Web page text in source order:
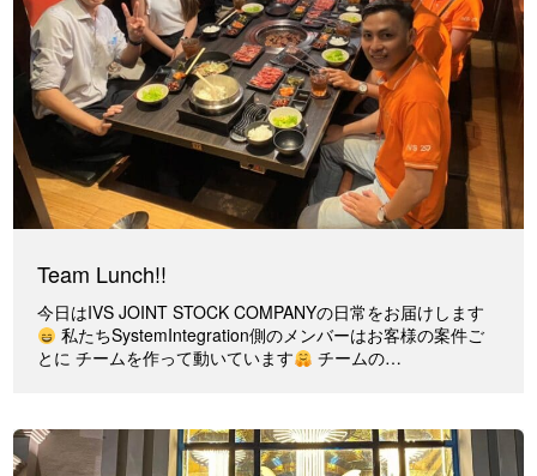
Team Lunch!!
今日はIVS JOINT STOCK COMPANYの日常をお届けします
私たちSystemIntegration側のメンバーはお客様の案件ご
とに チームを作って動いています
チームの…